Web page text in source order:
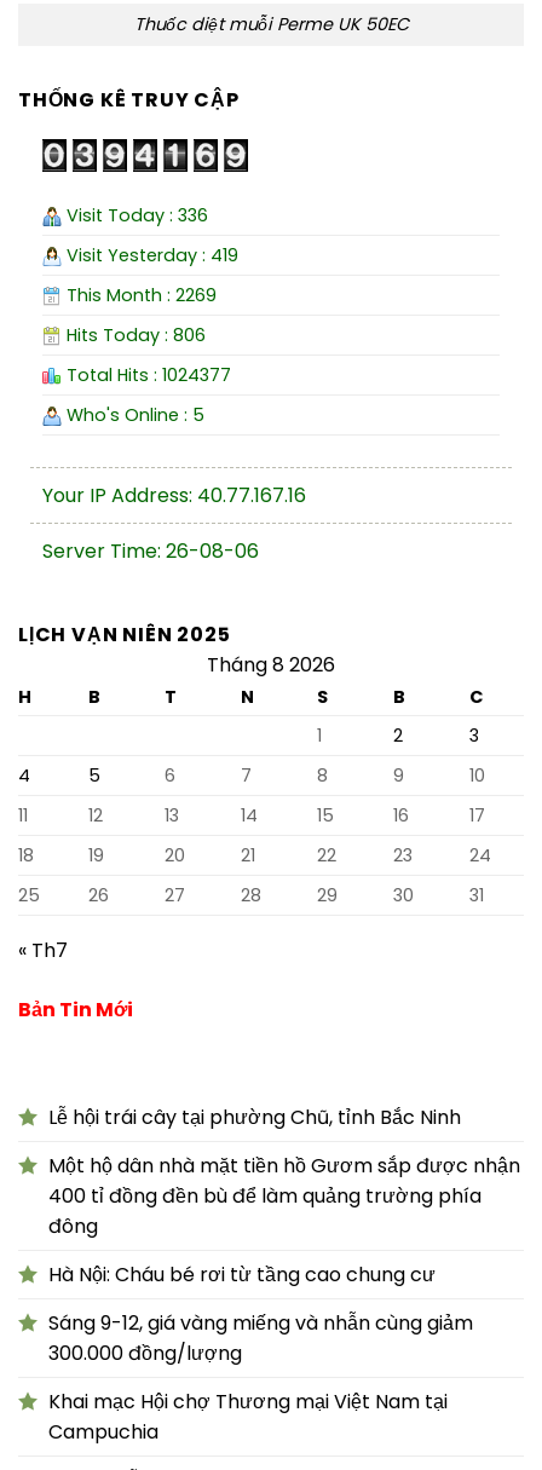
Thuốc diệt muỗi Perme UK 50EC
THỐNG KÊ TRUY CẬP
Visit Today : 336
Visit Yesterday : 419
This Month : 2269
Hits Today : 806
Total Hits : 1024377
Who's Online : 5
Your IP Address: 40.77.167.16
Server Time: 26-08-06
LỊCH VẠN NIÊN 2025
Tháng 8 2026
H B T N S B
C
1
2
3
4
5 6 7 8 9
10
11
12 13 14 15 16
17
18
19 20 21 22 23
24
25
26 27 28 29 30 31
« Th7
Bản Tin Mới
Lễ hội trái cây tại phường Chũ, tỉnh Bắc Ninh
Một hộ dân nhà mặt tiền hồ Gươm sắp được nhận
400 tỉ đồng đền bù để làm quảng trường phía
đông
Hà Nội: Cháu bé rơi từ tầng cao chung cư
Sáng 9-12, giá vàng miếng và nhẫn cùng giảm
300.000 đồng/lượng
Khai mạc Hội chợ Thương mại Việt Nam tại
Campuchia